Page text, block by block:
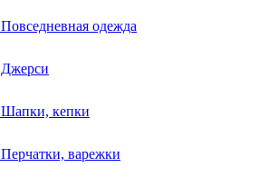
Повседневная одежда
Джерси
Шапки, кепки
Перчатки, варежки